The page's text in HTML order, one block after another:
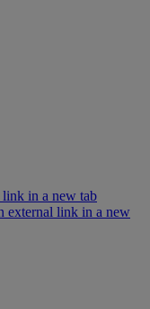
link in a new tab
external link in a new